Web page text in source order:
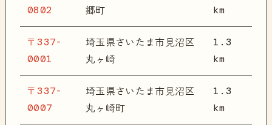
0802 郷町 km
〒337-
0001
埼玉県さいたま市見沼区
丸ヶ崎
1.3
km
〒337-
0007
埼玉県さいたま市見沼区
丸ヶ崎町
1.3
km